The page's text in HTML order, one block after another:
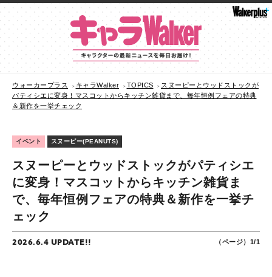
ウォーカープラス キャラWalker TOPICS
スヌーピーとウッドストックが
パティシエに変身！マスコットからキッチン雑貨まで、毎年恒例フェアの特典
＆新作を一挙チェック
イベント スヌーピー(PEANUTS)
スヌーピーとウッドストックがパティシエ
に変身！マスコットからキッチン雑貨ま
で、毎年恒例フェアの特典＆新作を一挙チ
ェック
2026.6.4 UPDATE!! （ページ）1/1